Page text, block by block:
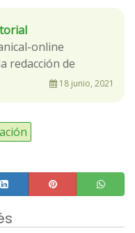
online
redacción de
18 junio, 2021